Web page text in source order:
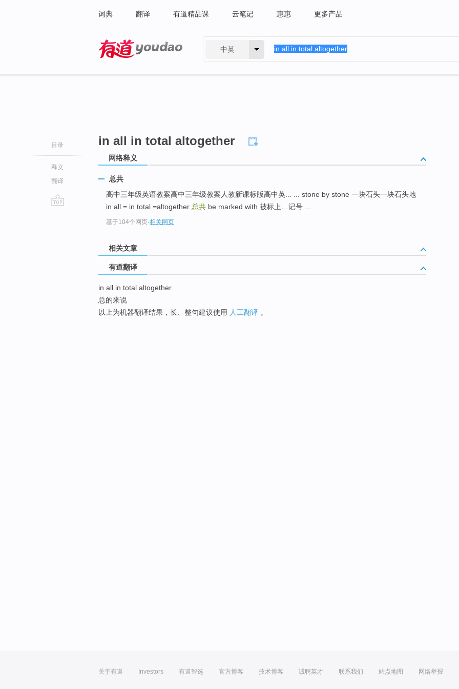
词典 翻译 有道精品课 云笔记 惠惠 更多产品
中英
目录
释义
翻译
in all in total altogether
网络释义
总共
高中三年级英语教案高中三年级教案人教新课标版高中英... ... stone by stone 一块石头一块石头地
in all = in total =altogether 总共 be marked with 被标上…记号 ...
基于104个网页-相关网页
相关文章
有道翻译
in all in total altogether
总的来说
以上为机器翻译结果，长、整句建议使用 人工翻译 。
关于有道 Investors 有道智选 官方博客 技术博客 诚聘英才 联系我们 站点地图 网络举报